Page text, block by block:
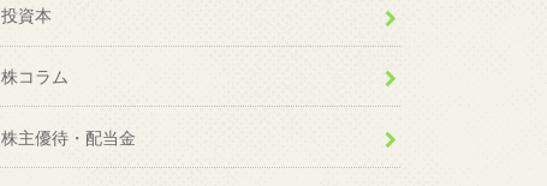
投資本
株コラム
株主優待・配当金